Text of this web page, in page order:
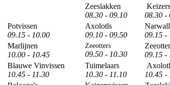
Zeeslakken
08.30 - 09.10
08.30 -
Potvissen
09.15 - 10.00
Axolotls
09.10 - 09.50
09.15 -
Marlijnen
10.00 - 10.45
Zeeotters
09.50 - 10.30
09.15 -
Blauwe Vinvissen
10.45 - 11.30
Tuimelaars
10.30 - 11.10
10.45 -